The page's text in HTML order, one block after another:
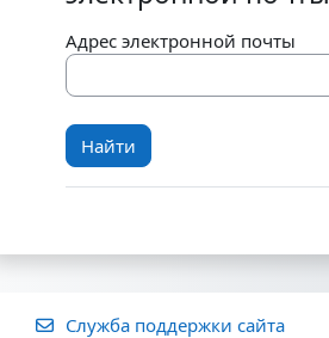
Адрес электронной почты
Служба поддержки сайта